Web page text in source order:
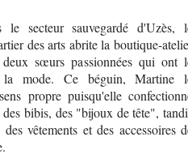
le secteur sauvegardé d'Uzès,
des arts abrite la boutique-
sœurs passionnées qui ont
mode. Ce béguin, Martine
propre puisqu'elle
des bibis, des "bijoux de tête",
vêtements et des accessoires